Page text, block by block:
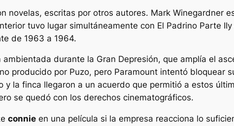
novelas, escritas por otros autores. Mark Winegardner
tuvo lugar simultáneamente con El Padrino Parte IIy
de 1963 a 1964.
ambientada durante la Gran Depresión, que amplía el
producido por Puzo, pero Paramount intentó bloquear
la finca llegaron a un acuerdo que permitió a estos
se quedó con los derechos cinematográficos.
connie en una película si la empresa reacciona lo